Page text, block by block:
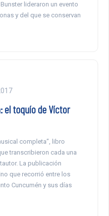
lideraron un evento
y del que se conservan
el toquío de Víctor
completa”, libro
transcribieron cada una
La publicación
que recorrió entre los
Cuncumén y sus días